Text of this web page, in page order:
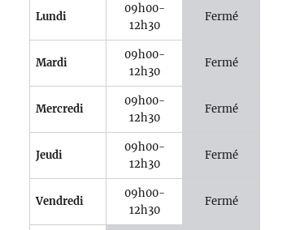
Lundi
09h00-
12h30
Fermé
Mardi
09h00-
12h30
Fermé
Mercredi
09h00-
12h30
Fermé
Jeudi
09h00-
12h30
Fermé
Vendredi
09h00-
12h30
Fermé